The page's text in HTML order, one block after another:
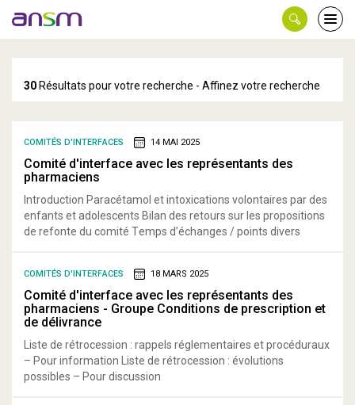
le
30 Résultats pour votre recherche - Affinez votre recherche
COMITÉS D'INTERFACES 14 MAI 2025
Comité d'interface avec les représentants des
pharmaciens
Introduction Paracétamol et intoxications volontaires par des
enfants et adolescents Bilan des retours sur les propositions
de refonte du comité Temps d’échanges / points divers
COMITÉS D'INTERFACES 18 MARS 2025
Comité d'interface avec les représentants des
pharmaciens - Groupe Conditions de prescription et
de délivrance
Liste de rétrocession : rappels réglementaires et procéduraux
– Pour information Liste de rétrocession : évolutions
possibles – Pour discussion